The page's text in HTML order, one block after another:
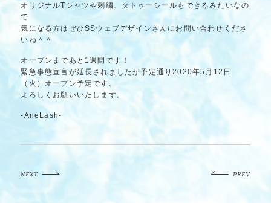
オリジナルTシャツや刺繍、タトゥーシールもできるみたいなの
で
気になる方はぜひSSウェブデザインさんにお問い合わせくださ
いね＾＾
オープンまであと1週間です！
緊急事態宣言が延長されましたが予定通り2020年5月12日
（火）オープン予定です。
よろしくお願いいたします。
-AneLash-
NEXT PREV